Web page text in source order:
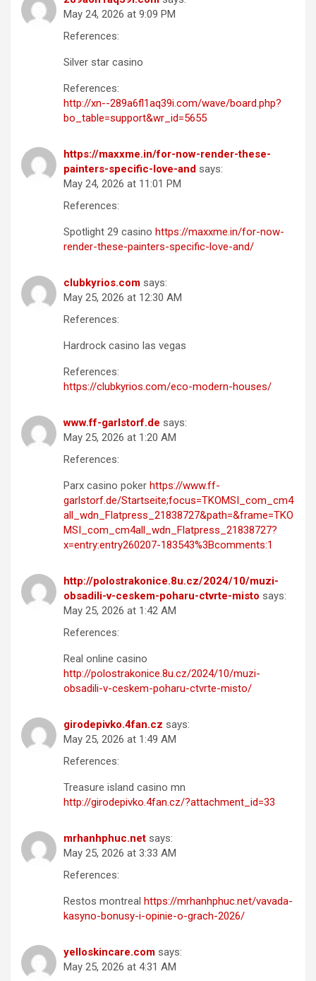
May 24, 2026 at 9:09 PM
References:
Silver star casino
References:
http://xn--289a6fl1aq39i.com/wave/board.php?
bo_table=support&wr_id=5655
https://maxxme.in/for-now-render-these-
painters-specific-love-and says:
May 24, 2026 at 11:01 PM
References:
Spotlight 29 casino https://maxxme.in/for-now-
render-these-painters-specific-love-and/
clubkyrios.com says:
May 25, 2026 at 12:30 AM
References:
Hardrock casino las vegas
References:
https://clubkyrios.com/eco-modern-houses/
www.ff-garlstorf.de says:
May 25, 2026 at 1:20 AM
References:
Parx casino poker https://www.ff-
garlstorf.de/Startseite;focus=TKOMSI_com_cm4
all_wdn_Flatpress_21838727&path=&frame=TKO
MSI_com_cm4all_wdn_Flatpress_21838727?
x=entry:entry260207-183543%3Bcomments:1
http://polostrakonice.8u.cz/2024/10/muzi-
obsadili-v-ceskem-poharu-ctvrte-misto says:
May 25, 2026 at 1:42 AM
References:
Real online casino
http://polostrakonice.8u.cz/2024/10/muzi-
obsadili-v-ceskem-poharu-ctvrte-misto/
girodepivko.4fan.cz says:
May 25, 2026 at 1:49 AM
References:
Treasure island casino mn
http://girodepivko.4fan.cz/?attachment_id=33
mrhanhphuc.net says:
May 25, 2026 at 3:33 AM
References:
Restos montreal https://mrhanhphuc.net/vavada-
kasyno-bonusy-i-opinie-o-grach-2026/
yelloskincare.com says:
May 25, 2026 at 4:31 AM